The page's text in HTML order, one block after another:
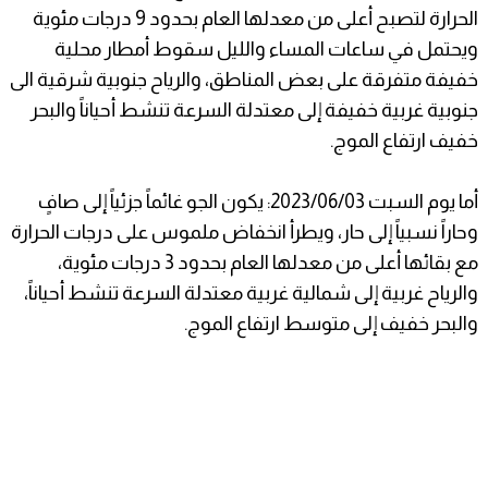
الحرارة لتصبح أعلى من معدلها العام بحدود 9 درجات مئوية
ويحتمل في ساعات المساء والليل سقوط أمطار محلية
خفيفة متفرقة على بعض المناطق، والرياح جنوبية شرقية الى
جنوبية غربية خفيفة إلى معتدلة السرعة تنشط أحياناً والبحر
خفيف ارتفاع الموج.
أما يوم السبت 2023/06/03: يكون الجو غائماً جزئياً إلى صافٍ
وحاراً نسبياً إلى حار، ويطرأ انخفاض ملموس على درجات الحرارة
مع بقائها أعلى من معدلها العام بحدود 3 درجات مئوية،
والرياح غربية إلى شمالية غربية معتدلة السرعة تنشط أحياناً،
والبحر خفيف إلى متوسط ارتفاع الموج.